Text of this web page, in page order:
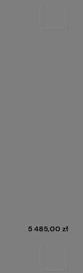
5 485,00 zł